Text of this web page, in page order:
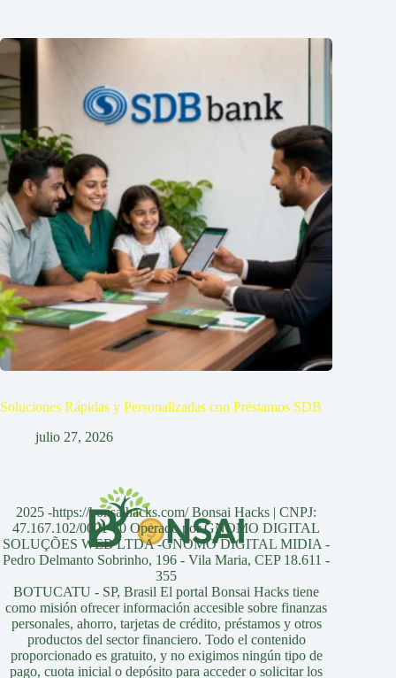
Soluciones Rápidas y Personalizadas con Préstamos SDB
julio 27, 2026
2025 -https://bonsaihacks.com/ Bonsai Hacks | CNPJ:
47.167.102/0001-60 Operado por GNOMO DIGITAL
SOLUÇÕES WEB LTDA -GNOMO DIGITAL MIDIA -
Pedro Delmanto Sobrinho, 196 - Vila Maria, CEP 18.611 -
355
BOTUCATU - SP, Brasil El portal Bonsai Hacks tiene
como misión ofrecer información accesible sobre finanzas
personales, ahorro, tarjetas de crédito, préstamos y otros
productos del sector financiero. Todo el contenido
proporcionado es gratuito, y no exigimos ningún tipo de
pago, cuota inicial o depósito para acceder o solicitar los